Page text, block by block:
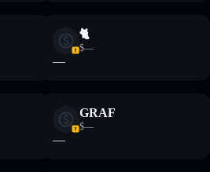
🐈
$—
—
GRAF
$—
—